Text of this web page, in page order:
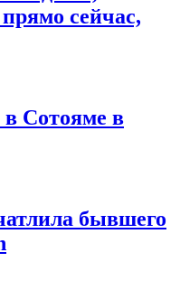
сейчас,
Сотояме в
бывшего